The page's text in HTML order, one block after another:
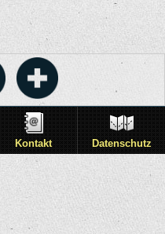
Kontakt Datenschutz